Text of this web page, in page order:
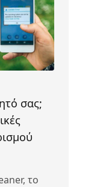
σας;
το